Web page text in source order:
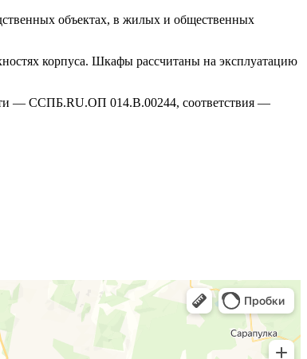
объектах, в жилых и общественных
корпуса. Шкафы рассчитаны на эксплуатацию
— ССПБ.RU.ОП 014.В.00244, соответствия —